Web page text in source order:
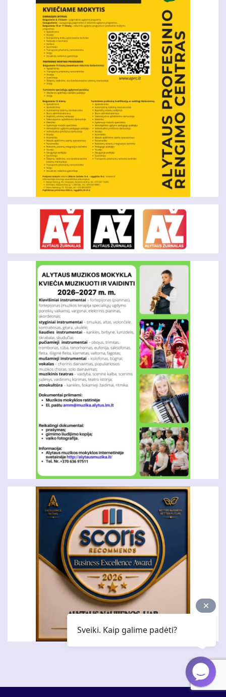
Sveiki. Kaip galime padėti?